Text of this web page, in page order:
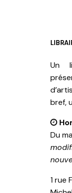
Un
bref,
Du
1 rue